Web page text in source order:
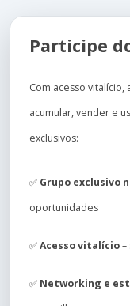
Participe
Com acesso
acumular, vender e
exclusivos:
✅ Grupo exclusivo
oportunidades
✅Acesso vitalício–
✅ Networking e